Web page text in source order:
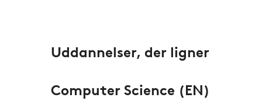
Uddannelser, der ligner
Computer Science (EN)